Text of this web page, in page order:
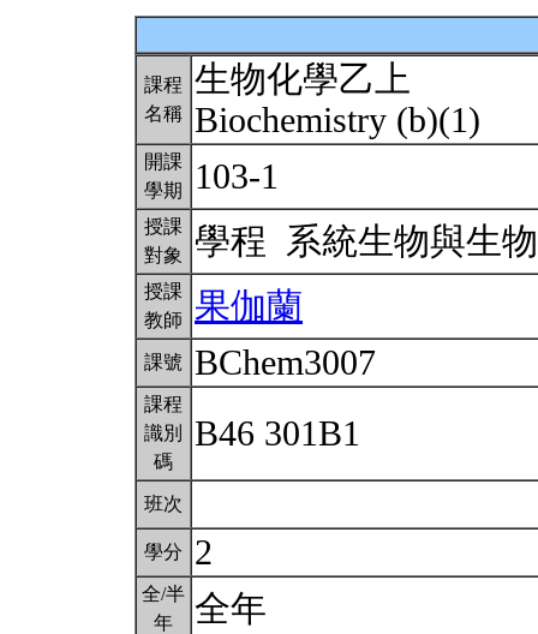
課程
名稱
生物化學乙上
Biochemistry (b)(1)
開課
學期
103-1
授課
對象
學程 系統生物與生
授課
教師
果伽蘭
課號 BChem3007
課程
識別
碼
B46 301B1
班次
學分 2
全/半
年
全年